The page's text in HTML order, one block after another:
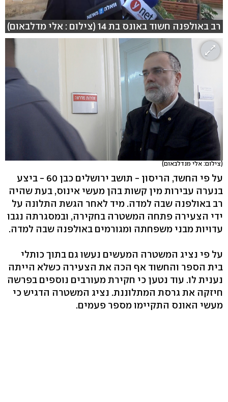
רב באולפנה חשוד באונס בת 14 (צילום : אלי מדלבאום)
(צילום: אלי מנדלבאום)
על פי החשד, הריסון - תושב ירושלים כבן 60 - ביצע
בנערה עבירות מין קשות בהן מעשי אינוס, בעת שהיה
רב באולפנה שבה למדה. מיד לאחר הגשת התלונה על
ידי הצעירה פתחה המשטרה בחקירה, ובמסגרתה נגבו
עדויות מבני משפחתה ומגורמים באולפנה שבה למדה.
על פי נציג המשטרה המעשים נעשו גם בתוך כותלי
בית הספר והחשוד אף הכה את הצעירה כשלא הייתה
נענית לו. עוד נטען כי חקירת מעורבים נוספים בפרשה
חיזקה את גרסת המתלוננת. נציג המשטרה הדגיש כי
מעשי האונס התקיימו מספר פעמים.